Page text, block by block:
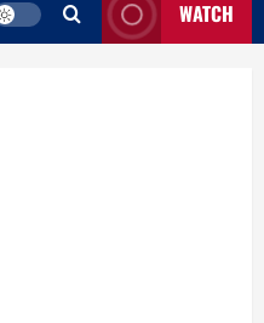
WATCH